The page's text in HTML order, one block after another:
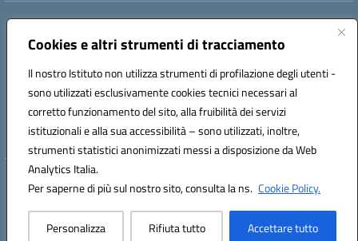
Cookies e altri strumenti di tracciamento
Il nostro Istituto non utilizza strumenti di profilazione degli utenti -
sono utilizzati esclusivamente cookies tecnici necessari al
corretto funzionamento del sito, alla fruibilità dei servizi
istituzionali e alla sua accessibilità – sono utilizzati, inoltre,
strumenti statistici anonimizzati messi a disposizione da Web
Analytics Italia.
Per saperne di più sul nostro sito, consulta la ns. Cookie Policy.
Personalizza Rifiuta tutto Accettare tutto
Indirizzo:
Centralino:0832/346889 Email:leic8av008@istruzione.it
Codice fiscale: 93173040754
Codice meccanografico:
LEIC8AV008
Codice Indice delle Pubbliche Amministrazioni (IPA): BZRH652R
Hosting & Powered by 3D Solution S.r.l.
Concept & Design by Designers Italia